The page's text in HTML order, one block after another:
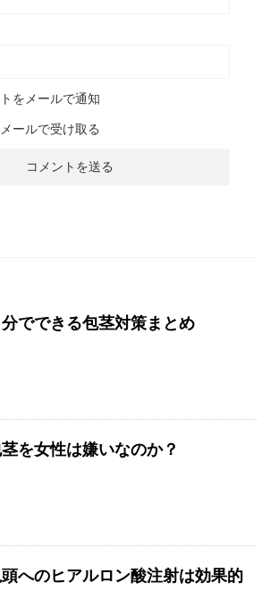
をメールで通知
ールで受け取る
分でできる包茎対策まとめ
を女性は嫌いなのか？
へのヒアルロン酸注射は効果的